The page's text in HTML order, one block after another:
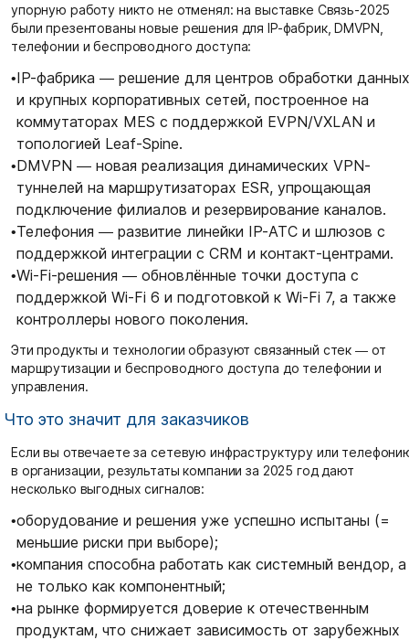
упорную работу никто не отменял: на выставке Связь-2025
были презентованы новые решения для IP-фабрик, DMVPN,
телефонии и беспроводного доступа:
•IP-фабрика — решение для центров обработки данных
и крупных корпоративных сетей, построенное на
коммутаторах MES с поддержкой EVPN/VXLAN и
топологией Leaf-Spine.
•DMVPN — новая реализация динамических VPN-
туннелей на маршрутизаторах ESR, упрощающая
подключение филиалов и резервирование каналов.
•Телефония — развитие линейки IP-АТС и шлюзов с
поддержкой интеграции с CRM и контакт-центрами.
•Wi-Fi-решения — обновлённые точки доступа с
поддержкой Wi-Fi 6 и подготовкой к Wi-Fi 7, а также
контроллеры нового поколения.
Эти продукты и технологии образуют связанный стек — от
маршрутизации и беспроводного доступа до телефонии и
управления.
Что это значит для заказчиков
Если вы отвечаете за сетевую инфраструктуру или
в организации, результаты компании за 2025 год дают
несколько выгодных сигналов:
•оборудование и решения уже успешно испытаны (=
меньшие риски при выборе);
•компания способна работать как системный вендор, а
не только как компонентный;
•на рынке формируется доверие к отечественным
продуктам, что снижает зависимость от зарубежных